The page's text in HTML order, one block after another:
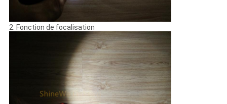
2. Fonction de focalisation